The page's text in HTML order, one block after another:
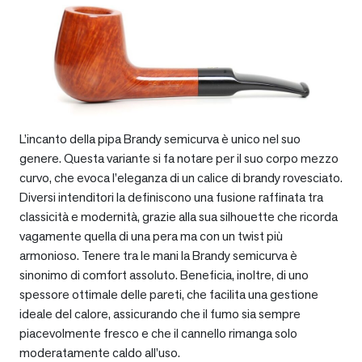
L’incanto della pipa Brandy semicurva è unico nel suo
genere. Questa variante si fa notare per il suo corpo mezzo
curvo, che evoca l’eleganza di un calice di brandy rovesciato.
Diversi intenditori la definiscono una fusione raffinata tra
classicità e modernità, grazie alla sua silhouette che ricorda
vagamente quella di una pera ma con un twist più
armonioso. Tenere tra le mani la Brandy semicurva è
sinonimo di comfort assoluto. Beneficia, inoltre, di uno
spessore ottimale delle pareti, che facilita una gestione
ideale del calore, assicurando che il fumo sia sempre
piacevolmente fresco e che il cannello rimanga solo
moderatamente caldo all’uso.